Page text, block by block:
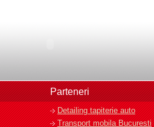
Parteneri
Detailing tapiterie auto
Transport mobila Bucuresti